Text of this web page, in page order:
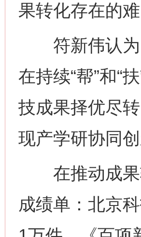
果转化存在的难
符新伟认为
在持续“帮”和“
技成果择优尽
现产学研协同创
在推动成果
成绩单：北京